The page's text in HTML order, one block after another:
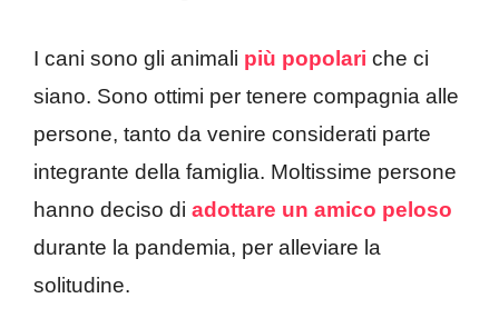
I cani sono gli animali più popolari che ci
siano. Sono ottimi per tenere compagnia alle
persone, tanto da venire considerati parte
integrante della famiglia. Moltissime persone
hanno deciso di adottare un amico peloso
durante la pandemia, per alleviare la
solitudine.